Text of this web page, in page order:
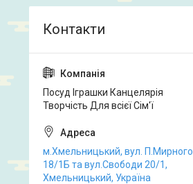
Посуд Іграшки Канцелярія
Творчість Для всієї Сім'ї
м.Хмельницький, вул. П.Мирного
18/1Б та вул.Свободи 20/1,
Хмельницький, Україна